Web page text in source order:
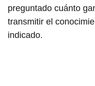
preguntado cuánto
transmitir el
indicado.